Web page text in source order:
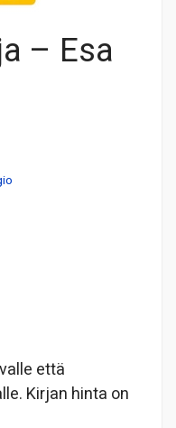
– Esa
että
Kirjan hinta on